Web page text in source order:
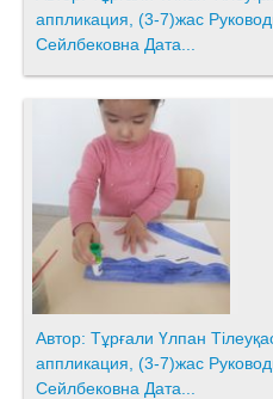
аппликация, (3-7)жас Руководитель: Бегалиева Самал
Сейлбековна Дата...
Автор: Тұрғали Үлпан
аппликация, (3-7)жас Руководитель: Бегалиева Самал
Сейлбековна Дата...